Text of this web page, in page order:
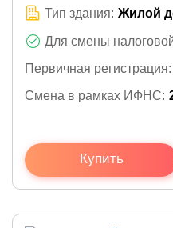
Тип здания: Жилой
Для смены
Первичная регистрация:
Смена в рамках ИФНС:
Купить